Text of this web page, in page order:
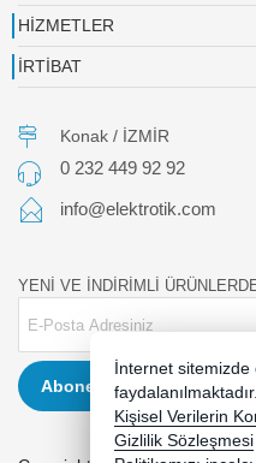
HİZMETLER
İRTİBAT
Konak / İZMİR
0 232 449 92 92
info@elektrotik.com
YENİ VE İNDİRİMLİ
Abone Ol
İnternet
Kişisel Verilerin
Gizlilik Sözleşmesi